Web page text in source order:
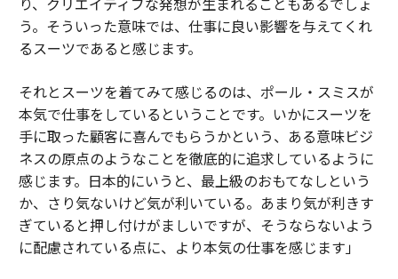
う。そういった意味では、仕事に良い影響を与えてくれ
るスーツであると感じます。
それとスーツを着てみて感じるのは、ポール・スミスが
本気で仕事をしているということです。いかにスーツを
手に取った顧客に喜んでもらうかという、ある意味ビジ
ネスの原点のようなことを徹底的に追求しているように
感じます。日本的にいうと、最上級のおもてなしという
か、さり気ないけど気が利いている。あまり気が利きす
ぎていると押し付けがましいですが、そうならないよう
に配慮されている点に、より本気の仕事を感じます」